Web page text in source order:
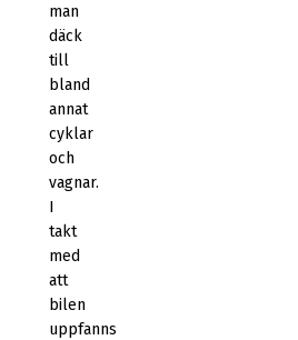
man
däck
till
bland
annat
cyklar
och
vagnar.
I
takt
med
att
bilen
uppfanns